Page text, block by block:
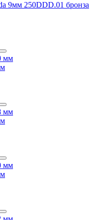
9мм 250DDD.01 бронза